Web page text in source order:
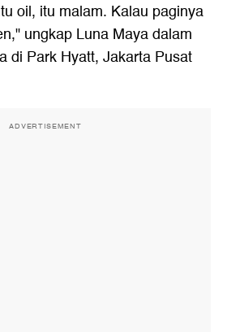
oil, itu malam. Kalau paginya
ungkap Luna Maya dalam
di Park Hyatt, Jakarta Pusat
ADVERTISEMENT